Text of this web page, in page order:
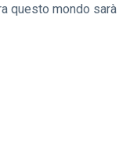
questo mondo sarà